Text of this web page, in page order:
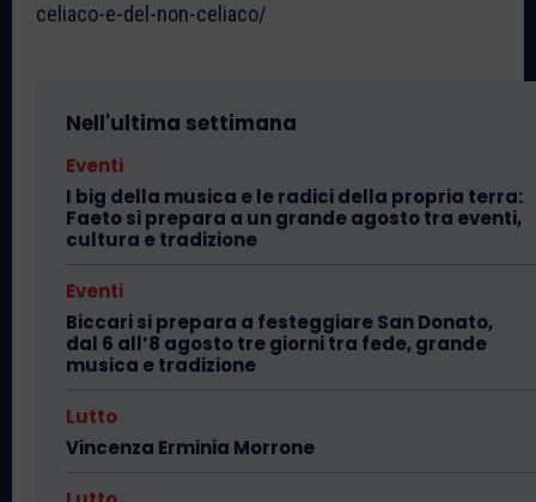
celiaco-e-del-non-celiaco/
Nell'ultima settimana
Eventi
I big della musica e le radici della propria terra:
Faeto si prepara a un grande agosto tra eventi,
cultura e tradizione
Eventi
Biccari si prepara a festeggiare San Donato,
dal 6 all’8 agosto tre giorni tra fede, grande
musica e tradizione
Lutto
Vincenza Erminia Morrone